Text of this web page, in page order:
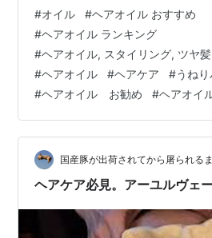
高機能ヘアオイルです。 美容師が
の条件」 美容師が本当におすすめ
次のような共通点があります。 熱
る ベタつかず、軽やかな仕上がり
りまとまる 香りが上品で長持ち こ
満たしているのが、コア…
#オイル #ヘアオイル おすすめ
#ヘアオイル ランキング
#ヘアオイル, スタイリング, ツヤ
#ヘアオイル #ヘアケア #うね
#ヘアオイル お勧め #ヘアオイ
国産豚が出荷されてから屠られる
ヘアケア必見。アーユルヴェ